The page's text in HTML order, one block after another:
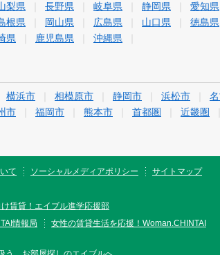
梨県 長野県 岐阜県 静岡県
愛知県
根県 岡山県 広島県 山口県
徳島県
県 鹿児島県 沖縄県
横浜市 相模原市 静岡市 浜松市
市 福岡市 熊本市 首都圏 近畿圏
て ソーシャルメディアポリシー
サイトマップ
賃貸！エイブル進学応援部
情報局 女性の賃貸生活を応援！Woman.CHINTAI